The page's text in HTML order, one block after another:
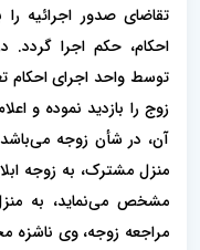
تقاضای صدور اجرائیه را
احکام، حکم اجرا
توسط واحد اجرای احکام
زوج را بازدید نموده و
آن، در شأن زوجه
منزل مشترک، به زوجه
مشخص می‌نماید، به
مراجعه زوجه، وی ناشزه